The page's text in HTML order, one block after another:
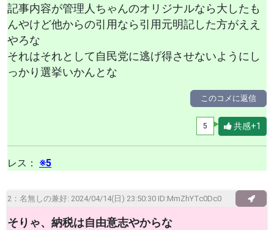
記事内容が管理人ちゃんのオリジナルなら大したも
んやけど他からの引用なら引用元明記した方がええ
やろな
それはそれとして自民党に逃げ得させないようにし
っかり選挙いかんとな
このコメに返信
5 共感+1
レス： ※5
2： 名無しの兼好: 2024/04/14(日) 23:50:30 ID:MmZhYTc0Dc0
そりゃ、納税は自由意志やからな